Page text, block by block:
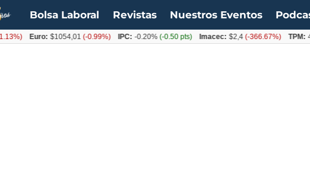
Bolsa Laboral Revistas Nuestros Eventos
Euro: $1054,01(-0.99%) IPC: -0.20%(-0.50 pts) Imacec: $2,4(-366.67%) TPM: 4.50%